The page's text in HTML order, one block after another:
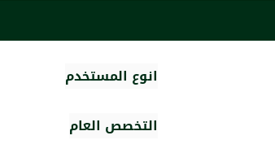
انوع المستخدم
التخصص العام